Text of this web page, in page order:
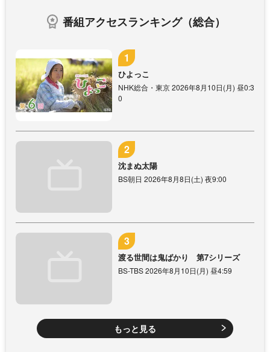
番組アクセスランキング（総合）
ひよっこ
NHK総合・東京 2026年8月10日(月) 昼0:3
0
沈まぬ太陽
BS朝日 2026年8月8日(土) 夜9:00
渡る世間は鬼ばかり 第7シリーズ
BS-TBS 2026年8月10日(月) 昼4:59
もっと見る